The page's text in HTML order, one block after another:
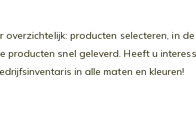
producten selecteren, in
snel geleverd. Heeft u
in alle maten en kleuren!